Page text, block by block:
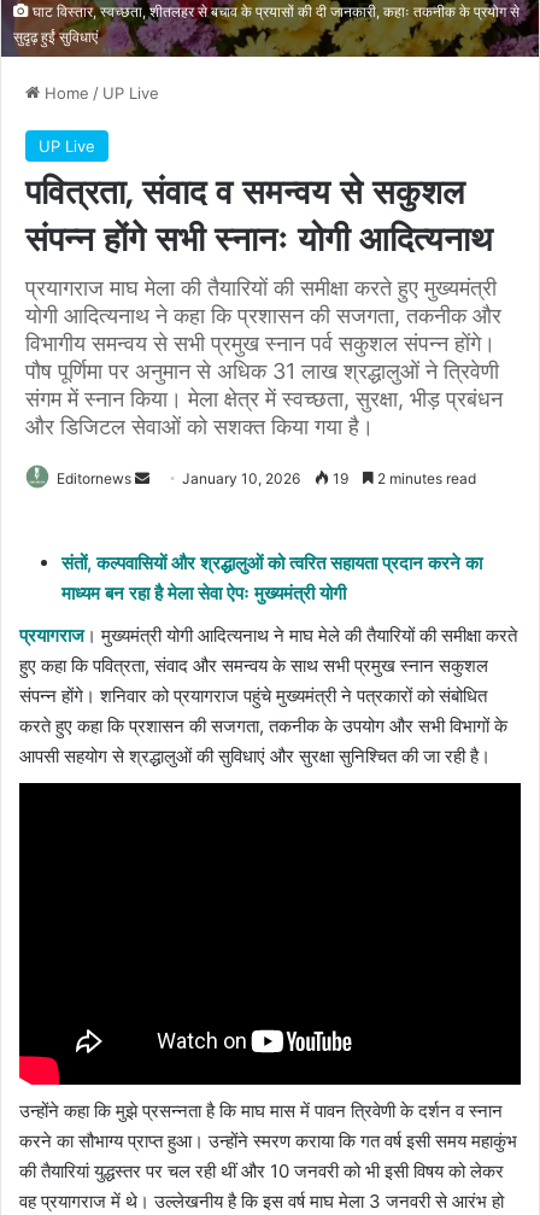
घाट विस्तार, स्वच्छता, शीतलहर से बचाव के प्रयासों की दी जानकारी, कहाः तकनीक के प्रयोग से
सुदृढ़ हुईं सुविधाएं
Home / UP Live
UP Live
पवित्रता, संवाद व समन्वय से सकुशल
संपन्न होंगे सभी स्नानः योगी आदित्यनाथ
प्रयागराज माघ मेला की तैयारियों की समीक्षा करते हुए मुख्यमंत्री
योगी आदित्यनाथ ने कहा कि प्रशासन की सजगता, तकनीक और
विभागीय समन्वय से सभी प्रमुख स्नान पर्व सकुशल संपन्न होंगे।
पौष पूर्णिमा पर अनुमान से अधिक 31 लाख श्रद्धालुओं ने त्रिवेणी
संगम में स्नान किया। मेला क्षेत्र में स्वच्छता, सुरक्षा, भीड़ प्रबंधन
और डिजिटल सेवाओं को सशक्त किया गया है।
Editornews
Send January 10, 2026 19 2 minutes read
संतों, कल्पवासियों और श्रद्धालुओं को त्वरित सहायता प्रदान करने का
माध्यम बन रहा है मेला सेवा ऐपः मुख्यमंत्री योगी
प्रयागराज। मुख्यमंत्री योगी आदित्यनाथ ने माघ मेले की तैयारियों की समीक्षा करते
हुए कहा कि पवित्रता, संवाद और समन्वय के साथ सभी प्रमुख स्नान सकुशल
संपन्न होंगे। शनिवार को प्रयागराज पहुंचे मुख्यमंत्री ने पत्रकारों को संबोधित
करते हुए कहा कि प्रशासन की सजगता, तकनीक के उपयोग और सभी विभागों के
आपसी सहयोग से श्रद्धालुओं की सुविधाएं और सुरक्षा सुनिश्चित की जा रही है।
उन्होंने कहा कि मुझे प्रसन्नता है कि माघ मास में पावन त्रिवेणी के दर्शन व स्नान
करने का सौभाग्य प्राप्त हुआ। उन्होंने स्मरण कराया कि गत वर्ष इसी समय महाकुंभ
की तैयारियां युद्धस्तर पर चल रही थीं और 10 जनवरी को भी इसी विषय को लेकर
वह प्रयागराज में थे। उल्लेखनीय है कि इस वर्ष माघ मेला 3 जनवरी से आरंभ हो